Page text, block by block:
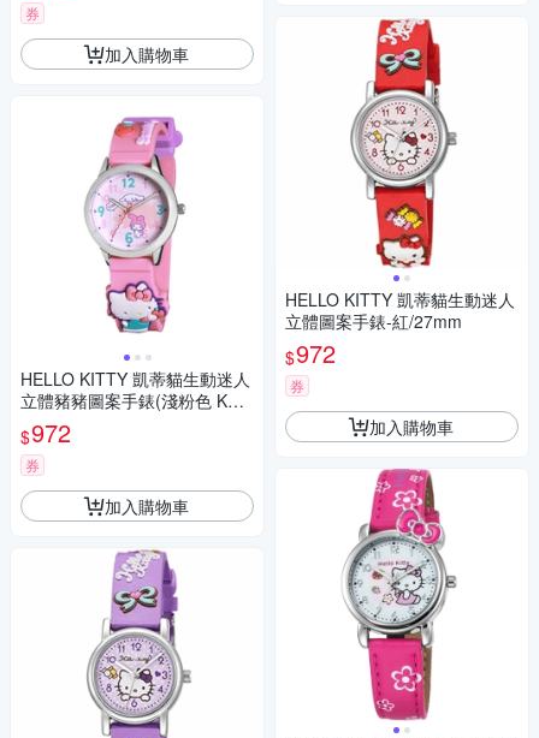
券
加入購物車
HELLO KITTY 凱蒂貓生動迷人
立體豬豬圖案手錶(淺粉色 KT0
77LWPP1)
$972
券
加入購物車
HELLO KITTY 凱蒂貓生動迷人
立體圖案手錶-紅/27mm
$972
券
加入購物車